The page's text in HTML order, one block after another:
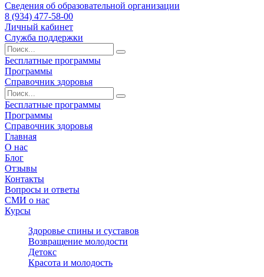
Сведения об образовательной организации
8 (934) 477-58-00
Личный кабинет
Служба поддержки
Бесплатные программы
Программы
Справочник здоровья
Бесплатные программы
Программы
Справочник здоровья
Главная
О нас
Блог
Отзывы
Контакты
Вопросы и ответы
СМИ о нас
Курсы
Здоровье спины и суставов
Возвращение молодости
Детокс
Красота и молодость